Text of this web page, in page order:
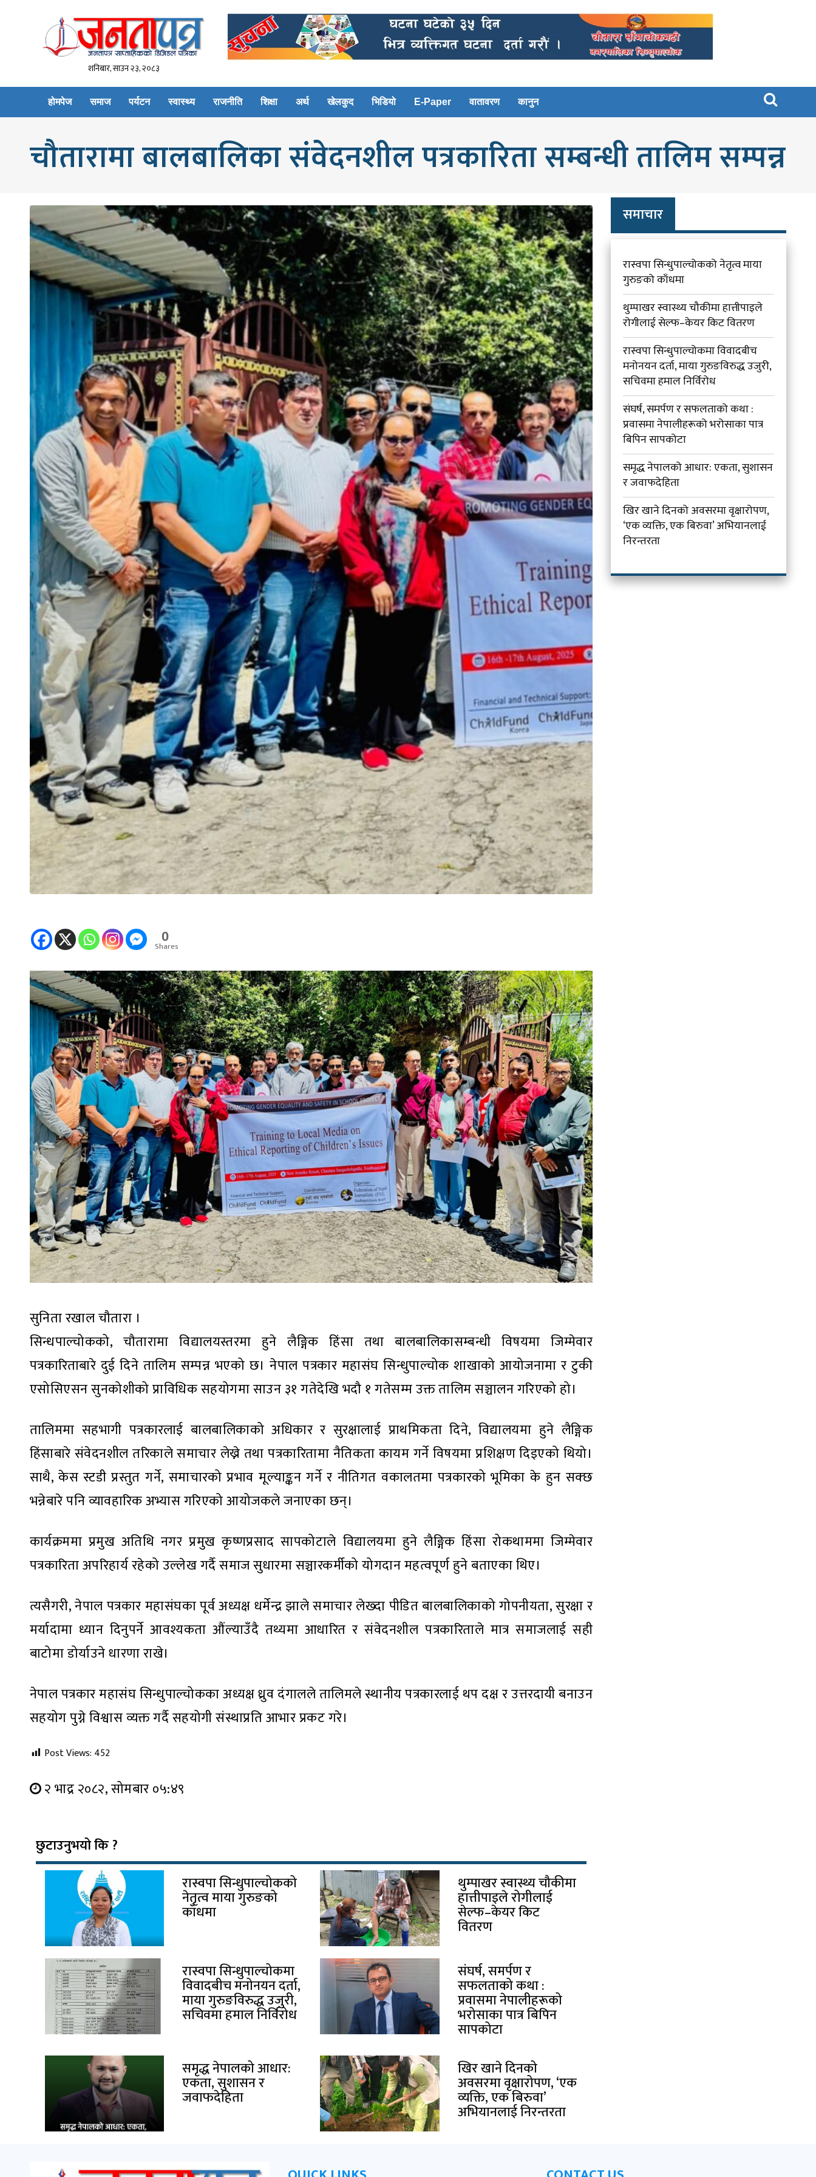
शनिबार, साउन २३, २०८३
होमपेज समाज पर्यटन स्वास्थ्य राजनीति शिक्षा अर्थ खेलकुद भिडियो E-Paper वातावरण कानुन 
चौतारामा बालबालिका संवेदनशील पत्रकारिता सम्बन्धी तालिम सम्पन्न
0
Shares
सुनिता रखाल चौतारा ।
सिन्धपाल्चोकको, चौतारामा विद्यालयस्तरमा हुने लैङ्गिक हिंसा तथा बालबालिकासम्बन्धी विषयमा जिम्मेवार
पत्रकारिताबारे दुई दिने तालिम सम्पन्न भएको छ। नेपाल पत्रकार महासंघ सिन्धुपाल्चोक शाखाको आयोजनामा र टुकी
एसोसिएसन सुनकोशीको प्राविधिक सहयोगमा साउन ३१ गतेदेखि भदौ १ गतेसम्म उक्त तालिम सञ्चालन गरिएको हो।
तालिममा सहभागी पत्रकारलाई बालबालिकाको अधिकार र सुरक्षालाई प्राथमिकता दिने, विद्यालयमा हुने लैङ्गिक
हिंसाबारे संवेदनशील तरिकाले समाचार लेख्ने तथा पत्रकारितामा नैतिकता कायम गर्ने विषयमा प्रशिक्षण दिइएको थियो।
साथै, केस स्टडी प्रस्तुत गर्ने, समाचारको प्रभाव मूल्याङ्कन गर्ने र नीतिगत वकालतमा पत्रकारको भूमिका के हुन सक्छ
भन्नेबारे पनि व्यावहारिक अभ्यास गरिएको आयोजकले जनाएका छन्।
कार्यक्रममा प्रमुख अतिथि नगर प्रमुख कृष्णप्रसाद सापकोटाले विद्यालयमा हुने लैङ्गिक हिंसा रोकथाममा जिम्मेवार
पत्रकारिता अपरिहार्य रहेको उल्लेख गर्दै समाज सुधारमा सञ्चारकर्मीको योगदान महत्वपूर्ण हुने बताएका थिए।
त्यसैगरी, नेपाल पत्रकार महासंघका पूर्व अध्यक्ष धर्मेन्द्र झाले समाचार लेख्दा पीडित बालबालिकाको गोपनीयता, सुरक्षा र
मर्यादामा ध्यान दिनुपर्ने आवश्यकता औंल्याउँदै तथ्यमा आधारित र संवेदनशील पत्रकारिताले मात्र समाजलाई सही
बाटोमा डोर्याउने धारणा राखे।
नेपाल पत्रकार महासंघ सिन्धुपाल्चोकका अध्यक्ष ध्रुव दंगालले तालिमले स्थानीय पत्रकारलाई थप दक्ष र उत्तरदायी बनाउन
सहयोग पुग्ने विश्वास व्यक्त गर्दै सहयोगी संस्थाप्रति आभार प्रकट गरे।
Post Views: 452
२ भाद्र २०८२, सोमबार ०५:४९
छुटाउनुभयो कि ?
रास्वपा सिन्धुपाल्चोकको
नेतृत्व माया गुरुङको
काँधमा
थुम्पाखर स्वास्थ्य चौकीमा
हात्तीपाइले रोगीलाई
सेल्फ–केयर किट
वितरण
रास्वपा सिन्धुपाल्चोकमा
विवादबीच मनोनयन दर्ता,
माया गुरुङविरुद्ध उजुरी,
सचिवमा हमाल निर्विरोध
संघर्ष, समर्पण र
सफलताको कथा :
प्रवासमा नेपालीहरूको
भरोसाका पात्र बिपिन
सापकोटा
समृद्ध नेपालको आधार:
एकता, सुशासन र
जवाफदेहिता
खिर खाने दिनको
अवसरमा वृक्षारोपण, ‘एक
व्यक्ति, एक बिरुवा’
अभियानलाई निरन्तरता
समाचार
रास्वपा सिन्धुपाल्चोकको नेतृत्व माया
गुरुङको काँधमा
थुम्पाखर स्वास्थ्य चौकीमा हात्तीपाइले
रोगीलाई सेल्फ–केयर किट वितरण
रास्वपा सिन्धुपाल्चोकमा विवादबीच
मनोनयन दर्ता, माया गुरुङविरुद्ध उजुरी,
सचिवमा हमाल निर्विरोध
संघर्ष, समर्पण र सफलताको कथा :
प्रवासमा नेपालीहरूको भरोसाका पात्र
बिपिन सापकोटा
समृद्ध नेपालको आधार: एकता, सुशासन
र जवाफदेहिता
खिर खाने दिनको अवसरमा वृक्षारोपण,
‘एक व्यक्ति, एक बिरुवा’ अभियानलाई
निरन्तरता